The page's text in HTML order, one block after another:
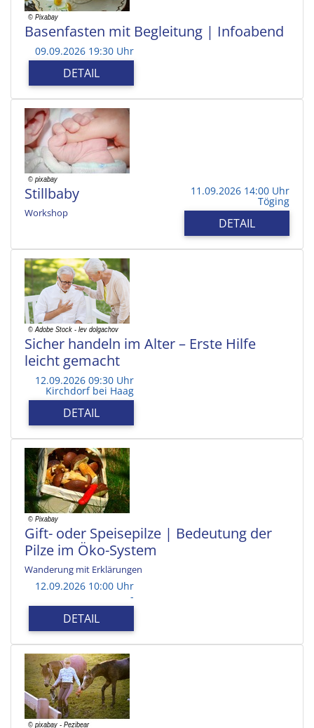
Basenfasten mit Begleitung | Infoabend
09.09.2026 19:30 Uhr
DETAIL
Stillbaby
Workshop
11.09.2026 14:00 Uhr
Töging
DETAIL
Sicher handeln im Alter – Erste Hilfe
leicht gemacht
12.09.2026 09:30 Uhr
Kirchdorf bei Haag
DETAIL
Gift- oder Speisepilze | Bedeutung der
Pilze im Öko-System
Wanderung mit Erklärungen
12.09.2026 10:00 Uhr
-
DETAIL